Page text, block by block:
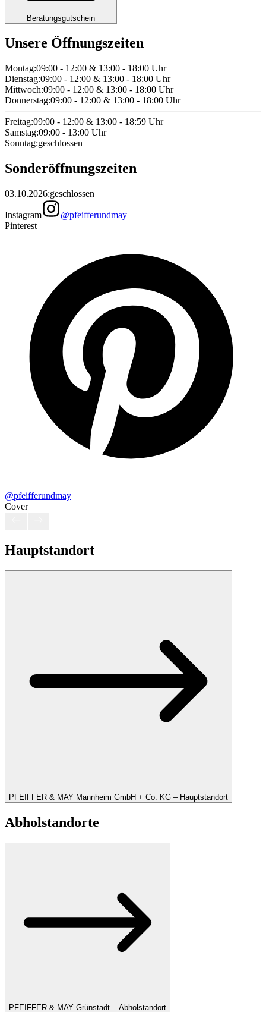
Beratungsgutschein
Unsere Öffnungszeiten
Montag:09:00 - 12:00 & 13:00 - 18:00 Uhr
Dienstag:09:00 - 12:00 & 13:00 - 18:00 Uhr
Mittwoch:09:00 - 12:00 & 13:00 - 18:00 Uhr
Donnerstag:09:00 - 12:00 & 13:00 - 18:00 Uhr
Freitag:09:00 - 12:00 & 13:00 - 18:59 Uhr
Samstag:09:00 - 13:00 Uhr
Sonntag:geschlossen
Sonderöffnungszeiten
03.10.2026:geschlossen
Instagram
@pfeifferundmay
Pinterest
@pfeifferundmay
Cover
Hauptstandort
PFEIFFER & MAY Mannheim GmbH + Co. KG – Hauptstandort
Abholstandorte
PFEIFFER & MAY Grünstadt – Abholstandort